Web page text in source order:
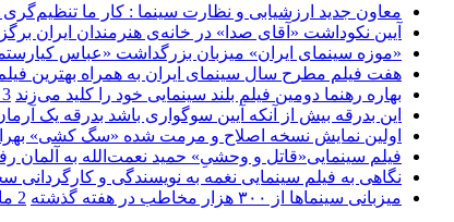
معاون جدید ارزشیابی و نظارت سینما : کار ما
آیین نکوداشت «آقای صدا» در خانه‌ی هنرمندان ایران
«موزه سینمای ایران» میزبان بزرگداشت «عباس
هفت فیلم مطرح سال سینمای ایران به همراه بهترین
بهاره رهنما دومین فیلم بلند سینمایی خود را کلید می‌زند 3 هفته
این بدرقه بیش از آنکه آیین سوگواری باشد بدرقه یک
اولین نمایش نسخه اصلاح و مرمت شده «سگ کشی»
فیلم سینمایی«قاتل و وحشیِ» حمید نعمت‌الله به آلمان
نگاهی به فیلم سینمایی نغمه به نویسندگی و
میزبانی سینماها از ۳۰۰ هزار مخاطب در هفته گذشته
2 ماه